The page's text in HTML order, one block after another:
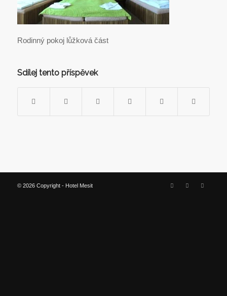
Rodinný pokoj lůžková část
Sdílej tento příspěvek
© 2026 Copyright - Hotel Mesit